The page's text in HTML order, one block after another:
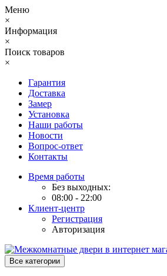
Меню
×
Информация
×
Поиск товаров
×
Гарантия
Доставка
Замер
Установка
Наши работы
Новости
Вопрос-ответ
Контакты
Время работы
Без выходных:
08:00 - 22:00
Клиент-центр
Регистрация
Авторизация
Все категории